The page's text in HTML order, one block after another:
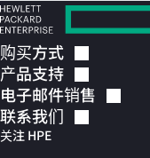
购买方式
产品支持
电子邮件销售
联系我们
关注 HPE